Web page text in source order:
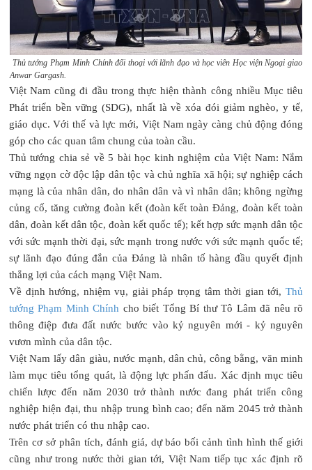
Thủ tướng Phạm Minh Chính đối thoại với lãnh đạo và học viên Học viện Ngoại giao
Anwar Gargash.
Việt Nam cũng đi đầu trong thực hiện thành công nhiều Mục tiêu
Phát triển bền vững (SDG), nhất là về xóa đói giảm nghèo, y tế,
giáo dục. Với thế và lực mới, Việt Nam ngày càng chủ động đóng
góp cho các quan tâm chung của toàn cầu.
Thủ tướng chia sẻ về 5 bài học kinh nghiệm của Việt Nam: Nắm
vững ngọn cờ độc lập dân tộc và chủ nghĩa xã hội; sự nghiệp cách
mạng là của nhân dân, do nhân dân và vì nhân dân; không ngừng
củng cố, tăng cường đoàn kết (đoàn kết toàn Đảng, đoàn kết toàn
dân, đoàn kết dân tộc, đoàn kết quốc tế); kết hợp sức mạnh dân tộc
với sức mạnh thời đại, sức mạnh trong nước với sức mạnh quốc tế;
sự lãnh đạo đúng đắn của Đảng là nhân tố hàng đầu quyết định
thắng lợi của cách mạng Việt Nam.
Về định hướng, nhiệm vụ, giải pháp trọng tâm thời gian tới, Thủ
tướng Phạm Minh Chính cho biết Tổng Bí thư Tô Lâm đã nêu rõ
thông điệp đưa đất nước bước vào kỷ nguyên mới - kỷ nguyên
vươn mình của dân tộc.
Việt Nam lấy dân giàu, nước mạnh, dân chủ, công bằng, văn minh
làm mục tiêu tổng quát, là động lực phấn đấu. Xác định mục tiêu
chiến lược đến năm 2030 trở thành nước đang phát triển công
nghiệp hiện đại, thu nhập trung bình cao; đến năm 2045 trở thành
nước phát triển có thu nhập cao.
Trên cơ sở phân tích, đánh giá, dự báo bối cảnh tình hình thế giới
cũng như trong nước thời gian tới, Việt Nam tiếp tục xác định rõ